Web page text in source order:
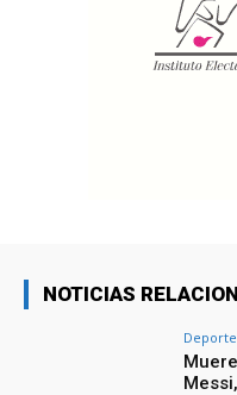
NOTICIAS
Deporte